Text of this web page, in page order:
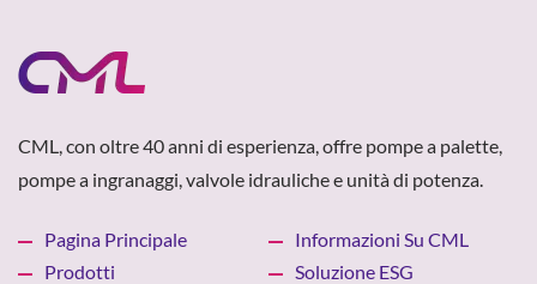
CML, con oltre 40 anni di esperienza, offre pompe a palette,
pompe a ingranaggi, valvole idrauliche e unità di potenza.
Pagina Principale
Informazioni Su CML
Prodotti
Soluzione ESG